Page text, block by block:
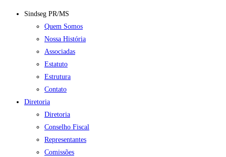
Sindseg PR/MS
Quem Somos
Nossa História
Associadas
Estatuto
Estrutura
Contato
Diretoria
Diretoria
Conselho Fiscal
Representantes
Comissões